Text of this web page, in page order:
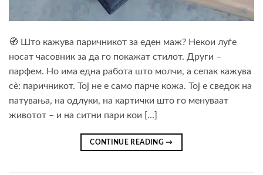
🧭 Што кажува паричникот за еден маж? Некои луѓе
носат часовник за да го покажат стилот. Други –
парфем. Но има една работа што молчи, а сепак кажува
сѐ: паричникот. Тој не е само парче кожа. Тој е сведок на
патувања, на одлуки, на картички што го менуваат
животот – и на ситни пари кои […]
CONTINUE READING→